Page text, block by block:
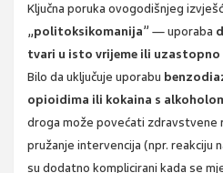
Ključna poruka ovogodišnjeg
„politoksikomanija” — uporaba
tvari u isto vrijeme ili uzastopno
Bilo da uključuje uporabu
opioidima ili kokaina s
droga može povećati zdravstvene
pružanje intervencija (npr. reakciju
su dodatno komplicirani kada se